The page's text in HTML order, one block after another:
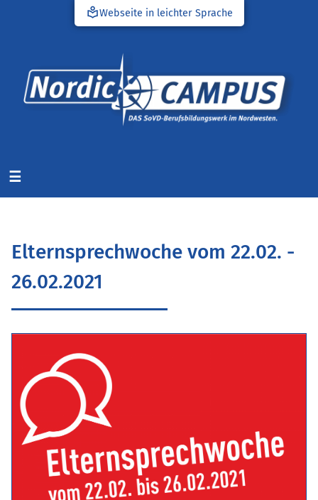
local_libraryWebseite in leichter Sprache
☰
Elternsprechwoche vom 22.02. -
26.02.2021